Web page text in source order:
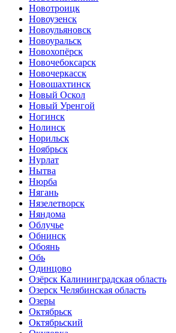
Новотроицк
Новоузенск
Новоульяновск
Новоуральск
Новохопёрск
Новочебоксарск
Новочеркасск
Новошахтинск
Новый Оскол
Новый Уренгой
Ногинск
Нолинск
Норильск
Ноябрьск
Нурлат
Нытва
Нюрба
Нягань
Нязелетворск
Няндома
Облучье
Обнинск
Обоянь
Обь
Одинцово
Озёрск Калининградская область
Озерск Челябинская область
Озеры
Октябрьск
Октябрьский